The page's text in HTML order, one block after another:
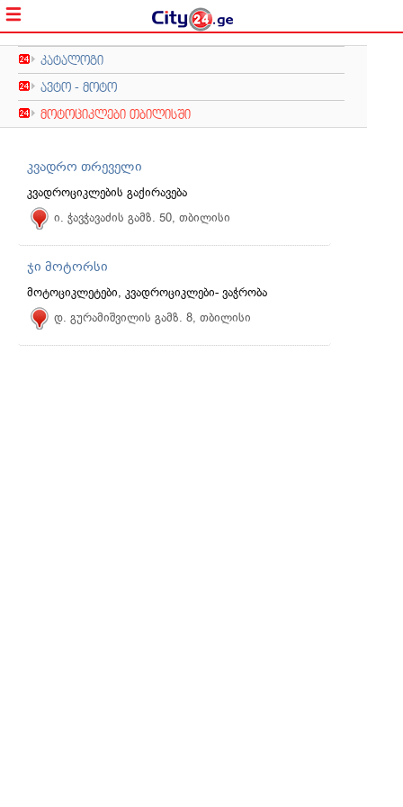
კატალოგი
ავტო - მოტო
მოტოციკლები თბილისში
კვადრო თრეველი
კვადროციკლების გაქირავება
ი. ჭავჭავაძის გამზ. 50, თბილისი
ჯი მოტორსი
მოტოციკლეტები, კვადროციკლები- ვაჭრობა
დ. გურამიშვილის გამზ. 8, თბილისი